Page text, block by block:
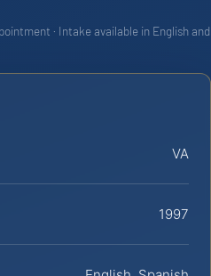
· Intake available in English and
VA
1997